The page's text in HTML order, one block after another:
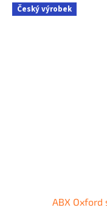
Český výrobek
ABX